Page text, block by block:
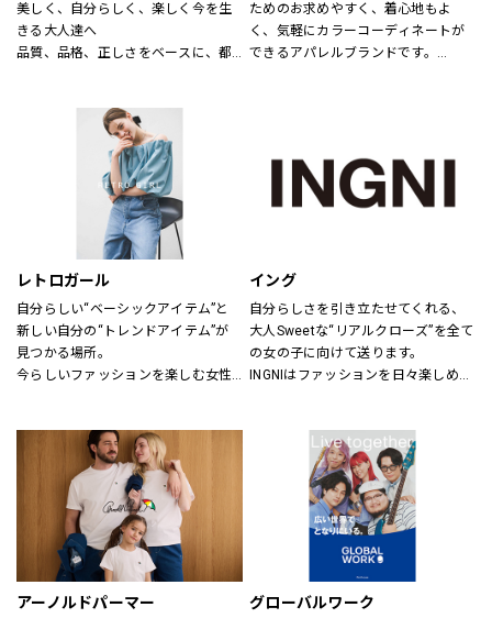
美しく、自分らしく、楽しく今を生
きる大人達へ
品質、品格、正しさをベースに、都
しさとの出会いを提案します
ためのお求めやすく、着心地もよ
く、気軽にカラーコーディネートが
できるアパレルブランドです。
レトロガール
自分らしい“ベーシックアイテム”と
新しい自分の“トレンドアイテム”が
見つかる場所。
今らしいファッションを楽しむ女性
イング
自分らしさを引き立たせてくれる、
大人Sweetな“リアルクローズ”を全て
の女の子に向けて送ります。
INGNIはファッションを日々楽しめ
アーノルドパーマー グローバルワーク